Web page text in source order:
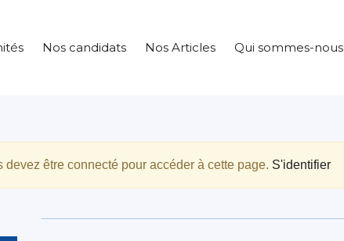
Nos candidats Nos Articles Qui sommes-nous
devez être connecté pour accéder à cette page. S'identifier